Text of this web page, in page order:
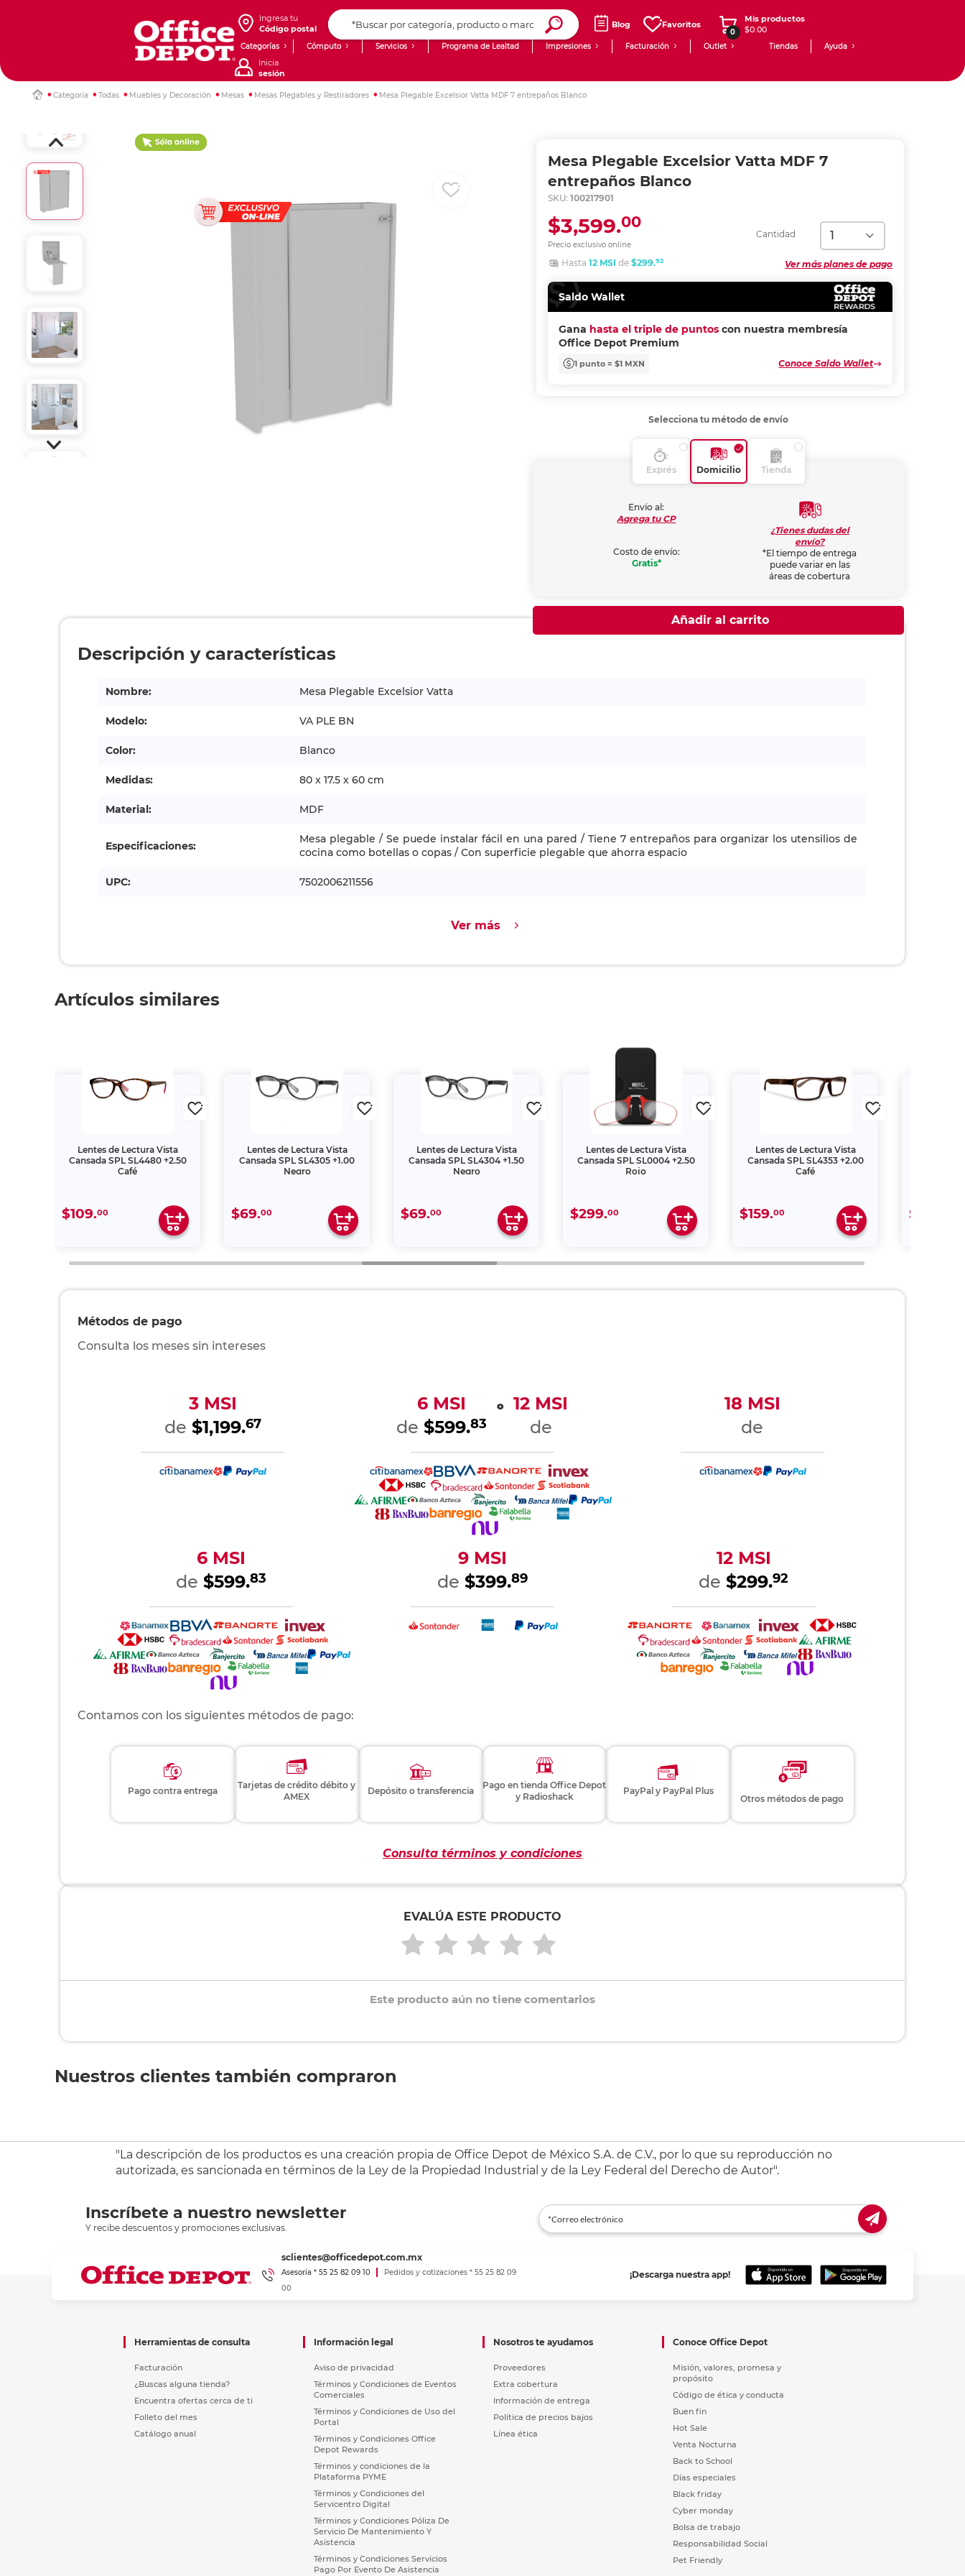
Ingresa tu
Código postal
Blog Favoritos
0
Mis productos
$0.00
Categorías Cómputo Servicios
PyME
Programa de Lealtad Impresiones Facturación Outlet Tiendas Ayuda
Inicia
sesión
Categoría Todas Muebles y Decoración Mesas Mesas Plegables y Restiradores Mesa Plegable Excelsior Vatta MDF 7 entrepaños Blanco
Mesa Plegable Excelsior Vatta MDF 7
entrepaños Blanco
SKU: 100217901
Cantidad
Precio exclusivo online
$3,599.00
Ver más planes de pago
Hasta 12 MSI de $299.92
Saldo Wallet
Gana hasta el triple de puntos con nuestra membresía
Office Depot Premium
1 punto = $1 MXN Conoce Saldo Wallet
Selecciona tu método de envío
Exprés Domicilio Tienda
Envío al:
Agrega tu CP
Costo de envío:
Gratis*
¿Tienes dudas del
envío?
*El tiempo de entrega
puede variar en las
áreas de cobertura
Añadir al carrito
Descripción y características
Nombre: Mesa Plegable Excelsior Vatta
Modelo: VA PLE BN
Color: Blanco
Medidas: 80 x 17.5 x 60 cm
Material: MDF
Especificaciones:
Mesa plegable / Se puede instalar fácil en una pared / Tiene 7 entrepaños para organizar los utensilios de
cocina como botellas o copas / Con superficie plegable que ahorra espacio
UPC: 7502006211556
Ver más
Artículos similares
Lentes de Lectura Vista
Cansada SPL SL4480 +2.50
Café
$109.00
Lentes de Lectura Vista
Cansada SPL SL4305 +1.00
Negro
$69.00
Lentes de Lectura Vista
Cansada SPL SL4304 +1.50
Negro
$69.00
Lentes de Lectura Vista
Cansada SPL SL0004 +2.50
Rojo
$299.00
Lentes de Lectura Vista
Cansada SPL SL4353 +2.00
Café
$159.00 $109.
Métodos de pago
Consulta los meses sin intereses
3 MSI
de $1,199.67
6 MSI
de $599.83
o
12 MSI
de
18 MSI
de
6 MSI
de $599.83
9 MSI
de $399.89
12 MSI
de $299.92
Contamos con los siguientes métodos de pago:
Pago contra entrega
Tarjetas de crédito débito y
AMEX
Depósito o transferencia
Pago en tienda Office Depot
y Radioshack
PayPal y PayPal Plus
Otros métodos de pago
Consulta términos y condiciones
EVALÚA ESTE PRODUCTO
Este producto aún no tiene comentarios
Nuestros clientes también compraron
"La descripción de los productos es una creación propia de Office Depot de México S.A. de C.V., por lo que su reproducción no
autorizada, es sancionada en términos de la Ley de la Propiedad Industrial y de la Ley Federal del Derecho de Autor".
Inscríbete a nuestro newsletter
Y recibe descuentos y promociones exclusivas.
¡Descarga nuestra app!
sclientes@officedepot.com.mx
Asesoría * 55 25 82 09 10
Pedidos y cotizaciones * 55 25 82 09
00
Herramientas de consulta
Facturación
¿Buscas alguna tienda?
Encuentra ofertas cerca de ti
Folleto del mes
Catálogo anual
Información legal
Aviso de privacidad
Términos y Condiciones de Eventos
Comerciales
Términos y Condiciones de Uso del
Portal
Términos y Condiciones Office
Depot Rewards
Términos y condiciones de la
Plataforma PYME
Términos y Condiciones del
Servicentro Digital
Términos y Condiciones Póliza De
Servicio De Mantenimiento Y
Asistencia
Términos y Condiciones Servicios
Pago Por Evento De Asistencia
Nosotros te ayudamos
Proveedores
Extra cobertura
Información de entrega
Política de precios bajos
Línea ética
Conoce Office Depot
Misión, valores, promesa y
propósito
Código de ética y conducta
Buen fin
Hot Sale
Venta Nocturna
Back to School
Días especiales
Black friday
Cyber monday
Bolsa de trabajo
Responsabilidad Social
Pet Friendly